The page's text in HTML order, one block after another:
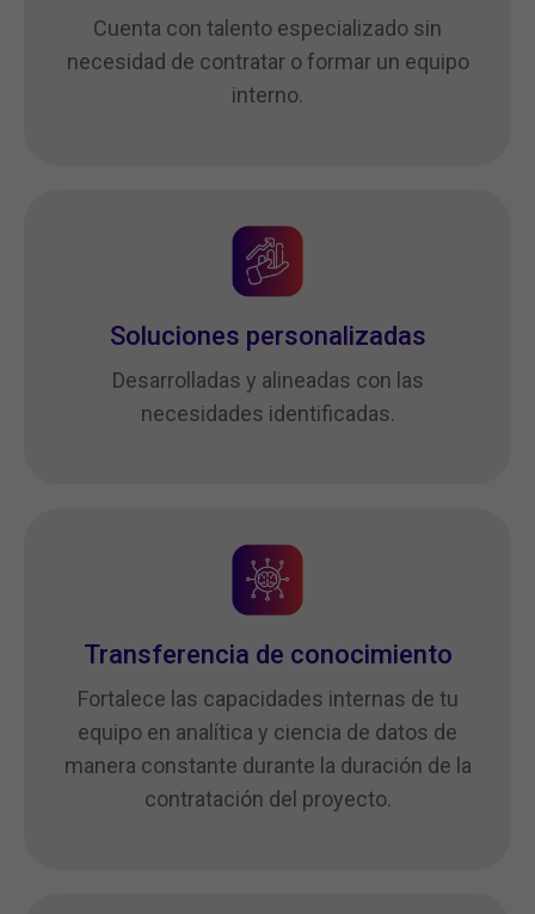
Cuenta con talento especializado sin
necesidad de contratar o formar un equipo
interno.
Soluciones personalizadas
Desarrolladas y alineadas con las
necesidades identificadas.
Transferencia de conocimiento
Fortalece las capacidades internas de tu
equipo en analítica y ciencia de datos de
manera constante durante la duración de la
contratación del proyecto.